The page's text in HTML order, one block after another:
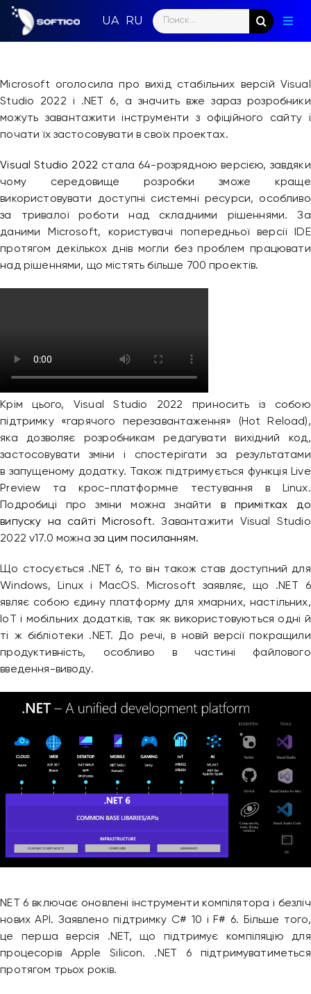
Skip
content
Search
for:
Microsoft оголосила про вихід стабільних версій Visual
Studio 2022 і .NET 6, а значить вже зараз розробники
можуть завантажити інструменти з офіційного сайту і
почати їх застосовувати в своїх проектах.
Visual Studio 2022 стала 64-розрядною версією, завдяки
чому середовище розробки зможе краще
використовувати доступні системні ресурси, особливо
за тривалої роботи над складними рішеннями. За
даними Microsoft, користувачі попередньої версії IDE
протягом декількох днів могли без проблем працювати
над рішеннями, що містять більше 700 проектів.
Крім цього, Visual Studio 2022 приносить із собою
підтримку «гарячого перезавантаження» (Hot Reload),
яка дозволяє розробникам редагувати вихідний код,
застосовувати зміни і спостерігати за результатами
в запущеному додатку. Також підтримується функція Live
Preview та крос-платформне тестування в Linux.
Подробиці про зміни можна знайти в примітках до
випуску на сайті Microsoft. Завантажити Visual Studio
2022 v17.0 можна за цим посиланням.
Що стосується .NET 6, то він також став доступний для
Windows, Linux і MacOS. Microsoft заявляє, що .NET 6
являє собою єдину платформу для хмарних, настільних,
IoT і мобільних додатків, так як використовуються одні й
ті ж бібліотеки .NET. До речі, в новій версії покращили
продуктивність, особливо в частині файлового
введення-виводу.
NET 6 включає оновлені інструменти компілятора і безліч
нових API. Заявлено підтримку C# 10 і F# 6. Більше того,
це перша версія .NET, що підтримує компіляцію для
процесорів Apple Silicon. .NET 6 підтримуватиметься
протягом трьох років.
Привіт 👋, чим тобі допомогти?
Ми зазвичай відповідаємо дуже швидко